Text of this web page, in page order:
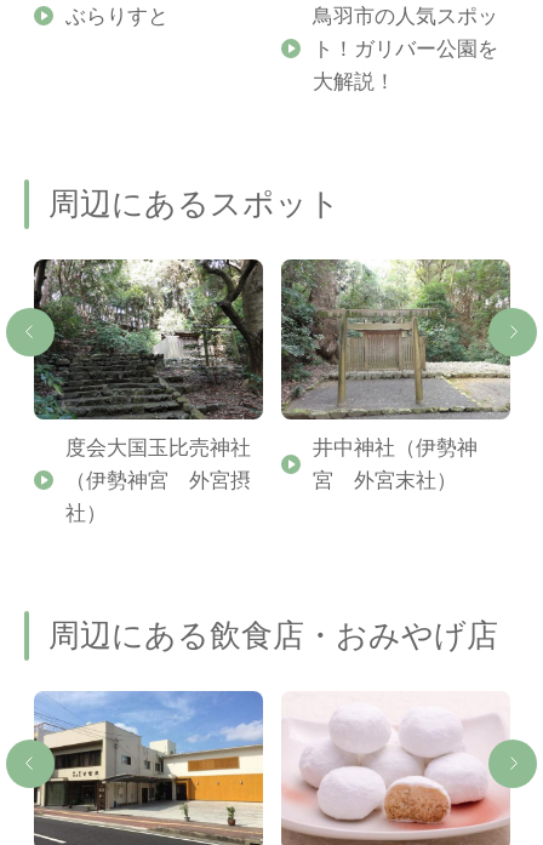
ぶらりすと
鳥羽市の人気スポッ
ト！ガリバー公園を
大解説！
周辺にあるスポット
度会大国玉比売神社
（伊勢神宮 外宮摂
社）
井中神社（伊勢神
宮 外宮末社）
周辺にある飲食店・おみやげ店